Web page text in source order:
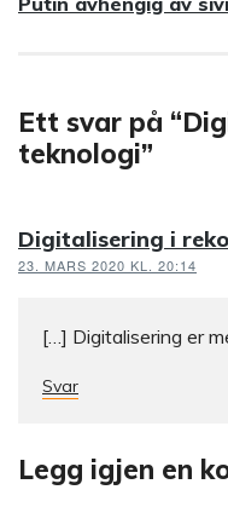
Ett svar på
teknologi”
Digitalisering i
23. MARS 2020 KL. 20:14
[…] Digitalisering er
Svar
Legg igjen en